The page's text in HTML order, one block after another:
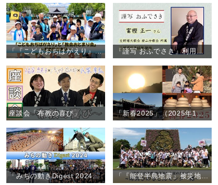
「『こどもおぢばがえり』と『教会おとまり会』～朝倉団 川會隊～」（2025年7月28日～31日）
座談会「布教の喜び」 「新春2025」（2025年1月1日）
「みちの動きDigest 2024」（2024年1月～12月） 「『能登半島地震』被災地から夏のおぢばへ ～珠洲ひのきしんセンター隊～」（2024年7月29日～31日）